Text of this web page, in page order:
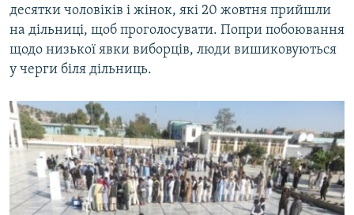
десятки чоловіків і жінок, які 20 жовтня прийшли
на дільниці, щоб проголосувати. Попри побоювання
щодо низької явки виборців, люди вишиковуються
у черги біля дільниць.